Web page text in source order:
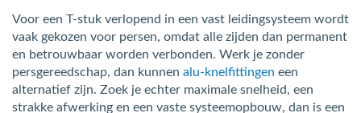
Voor een T-stuk verlopend in een vast leidingsysteem wordt
vaak gekozen voor persen, omdat alle zijden dan permanent
en betrouwbaar worden verbonden. Werk je zonder
persgereedschap, dan kunnen alu-knelfittingen een
alternatief zijn. Zoek je echter maximale snelheid, een
strakke afwerking en een vaste systeemopbouw, dan is een